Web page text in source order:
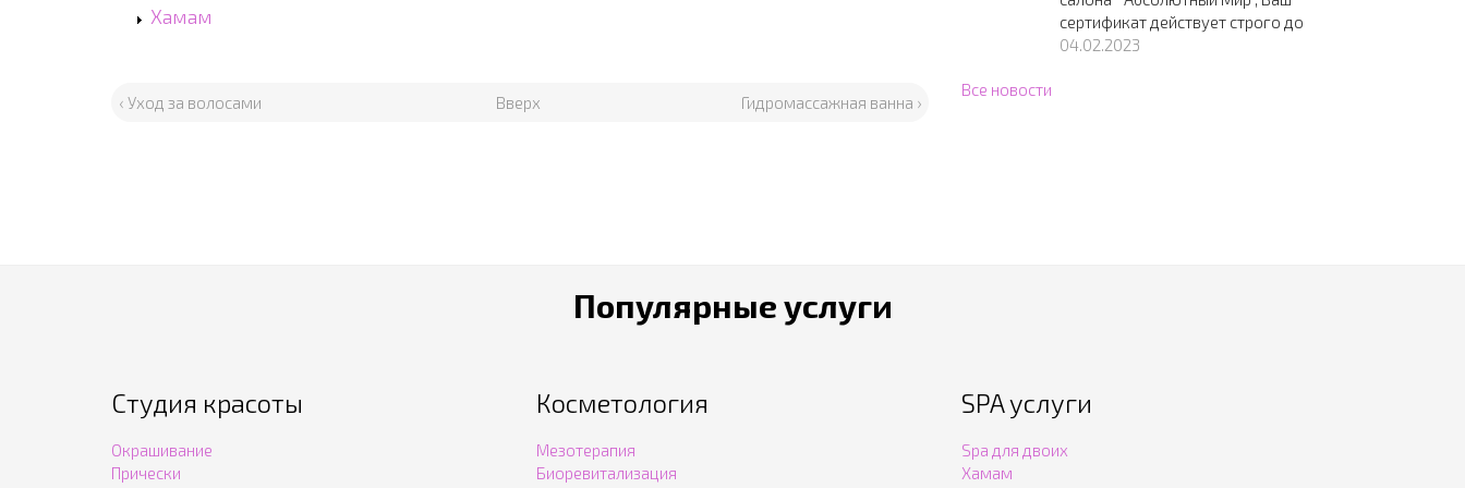
Хамам
‹ Уход за волосами Вверх Гидромассажная ванна ›
сертификат действует строго до
04.02.2023
Все новости
Популярные услуги
Студия красоты
Окрашивание
Прически
Косметология
Мезотерапия
Биоревитализация
SPA услуги
Spa для двоих
Хамам